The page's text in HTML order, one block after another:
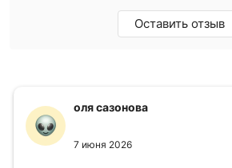
Оставить отзыв
оля сазонова
7 июня 2026